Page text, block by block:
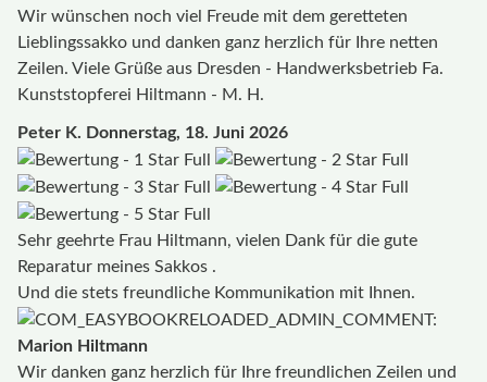
Wir wünschen noch viel Freude mit dem geretteten
Lieblingssakko und danken ganz herzlich für Ihre netten
Zeilen. Viele Grüße aus Dresden - Handwerksbetrieb Fa.
Kunststopferei Hiltmann - M. H.
Peter K. Donnerstag, 18. Juni 2026
Sehr geehrte Frau Hiltmann, vielen Dank für die gute
Reparatur meines Sakkos .
Und die stets freundliche Kommunikation mit Ihnen.
Marion Hiltmann
Wir danken ganz herzlich für Ihre freundlichen Zeilen und